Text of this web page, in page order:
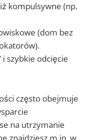
kompulsywne (np.
(dom bez
i szybkie odcięcie
często obejmuje
na utrzymanie
znajdziesz m.in. w